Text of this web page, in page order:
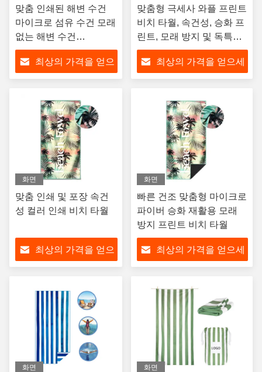
맞춤 인쇄된 해변 수건
마이크로 섬유 수건 모래
없는 해변 수건
90x180cm 빠르게 건조
& 초 가벼운 OEM 로고/
사이즈
최상의 가격을 얻으
맞춤형 극세사 와플 프린트
비치 타월, 속건성, 승화 프
린트, 모래 방지 및 독특한
디자인, 개인 맞춤 로고
최상의 가격을 얻으세
화면
맞춤 인쇄 및 포장 속건
성 컬러 인쇄 비치 타월
최상의 가격을 얻으
화면
빠른 건조 맞춤형 마이크로
파이버 승화 재활용 모래
방지 프린트 비치 타월
최상의 가격을 얻으세
화면 화면